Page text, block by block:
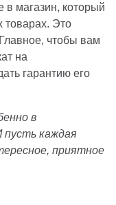
в магазин, который
товарах. Это
чтобы вам
на
гарантию его
в
пусть каждая
приятное